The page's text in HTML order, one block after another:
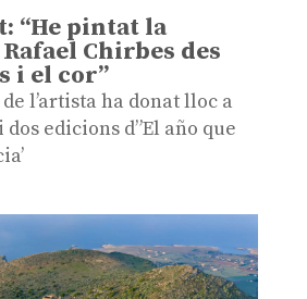
“He pintat la
Chirbes des
i el cor”
l’artista ha donat lloc a
edicions d”El año que